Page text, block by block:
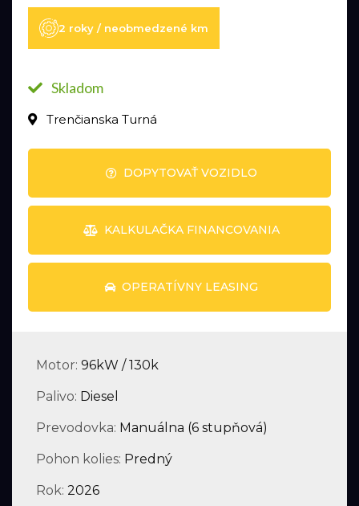
2 roky / neobmedzené km
Skladom
Trenčianska Turná
DOPYTOVAŤ VOZIDLO
KALKULAČKA FINANCOVANIA
OPERATÍVNY LEASING
Motor: 96kW / 130k
Palivo: Diesel
Prevodovka: Manuálna (6 stupňová)
Pohon kolies: Predný
Rok: 2026